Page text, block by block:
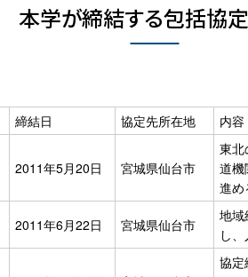
本学が締結する包括協
締結日 協定先所在地 内容
2011年5月20日 宮城県仙台市
東北
道機
進め
2011年6月22日 宮城県仙台市
地域
し
協定